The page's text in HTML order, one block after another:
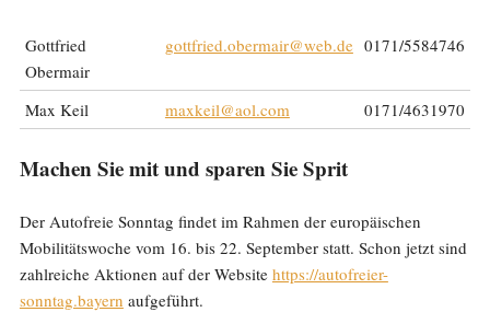
Gottfried
Obermair
gottfried.obermair@web.de 0171/5584746
Max Keil maxkeil@aol.com 0171/4631970
Machen Sie mit und sparen Sie Sprit
Der Autofreie Sonntag findet im Rahmen der europäischen
Mobilitätswoche vom 16. bis 22. September statt. Schon jetzt sind
zahlreiche Aktionen auf der Website https://autofreier-
sonntag.bayern aufgeführt.